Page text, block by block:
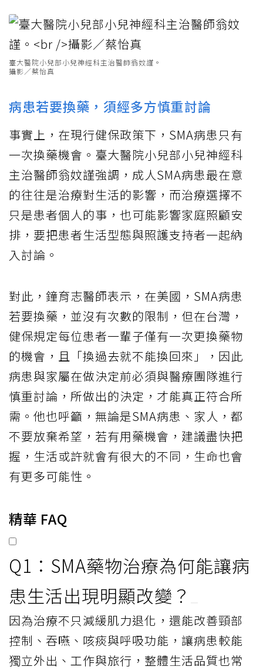
臺大醫院小兒部小兒神經科主治醫師翁妏謹。
攝影／蔡怡真
病患若要換藥，須經多方慎重討論
事實上，在現行健保政策下，SMA病患只有
一次換藥機會。臺大醫院小兒部小兒神經科
主治醫師翁妏謹強調，成人SMA病患最在意
的往往是治療對生活的影響，而治療選擇不
只是患者個人的事，也可能影響家庭照顧安
排，要把患者生活型態與照護支持者一起納
入討論。
對此，鐘育志醫師表示，在美國，SMA病患
若要換藥，並沒有次數的限制，但在台灣，
健保規定每位患者一輩子僅有一次更換藥物
的機會，且「換過去就不能換回來」，因此
病患與家屬在做決定前必須與醫療團隊進行
慎重討論，所做出的決定，才能真正符合所
需。他也呼籲，無論是SMA病患、家人，都
不要放棄希望，若有用藥機會，建議盡快把
握，生活或許就會有很大的不同，生命也會
有更多可能性。
精華 FAQ
Q1：SMA藥物治療為何能讓病
患生活出現明顯改變？
因為治療不只減緩肌力退化，還能改善頸部
控制、吞嚥、咳痰與呼吸功能，讓病患較能
獨立外出、工作與旅行，整體生活品質也常